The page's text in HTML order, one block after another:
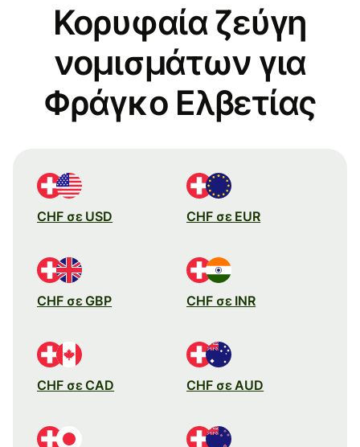
Κορυφαία ζεύγη
νομισμάτων για
Φράγκο Ελβετίας
CHF σε USD CHF σε EUR
CHF σε GBP CHF σε INR
CHF σε CAD CHF σε AUD